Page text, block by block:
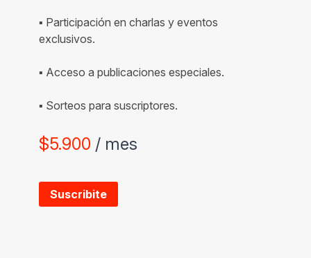
▪ Participación en charlas y eventos
exclusivos.
▪ Acceso a publicaciones especiales.
▪ Sorteos para suscriptores.
$5.900 / mes
Suscribite